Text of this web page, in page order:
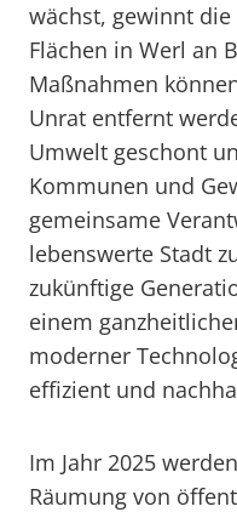
wächst, gewinnt
Flächen in Werl an
Maßnahmen
Unrat entfernt
Umwelt geschont
Kommunen und
gemeinsame
lebenswerte Stadt
zukünftige
einem
moderner
effizient und
Im Jahr 2025
Räumung von